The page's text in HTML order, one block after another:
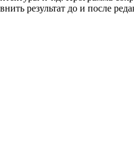
результат до и после